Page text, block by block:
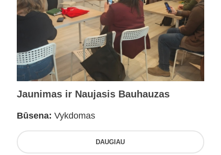
Jaunimas ir Naujasis Bauhauzas
Būsena: Vykdomas
DAUGIAU